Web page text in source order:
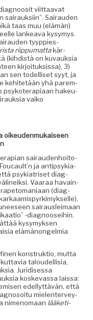
viit­taa­vat
sairauk­si­in”. Sairau­den
taas muu (elämän)
lankea­va kysymys.
tyyp­pies­
riip­pumat­takär­
(kihdis­tä on kuvauk­sia
kir­joituk­sis­sa), 3)
sen todel­liset syyt, ja
kehitetään yhä parem­
psykoter­api­aan hakeu­
vaiko
oikeu­den­mukaiseen
sairau­den­hoito-
ja antip­syki­a­
psyki­a­triset diag­
Vaaraa havain­
(diag­
sairausleimaan
‑diag­noo­sei­hin.
kysymyk­sen
elämänon­gelmia
kon­struk­tio, mut­ta
taloudel­lisia,
Juridises­sa
koskevas­sa lais­sa:
edel­lyt­tävän, että
mie­len­ter­vey­
nimeno­maan lääketi­